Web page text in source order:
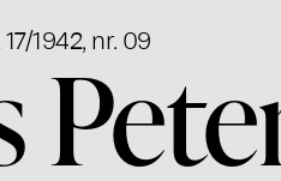
1942, nr. 09